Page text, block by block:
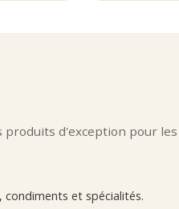
produits d'exception pour
et spécialités.